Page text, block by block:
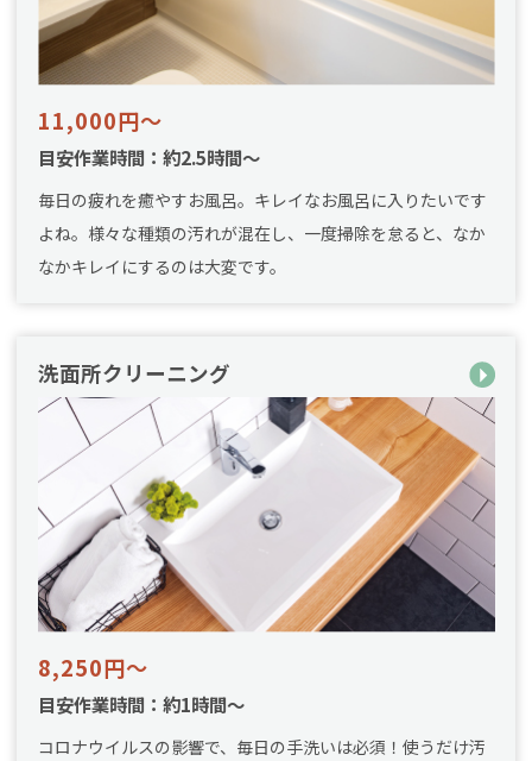
11,000円～
目安作業時間：約2.5時間～
毎日の疲れを癒やすお風呂。キレイなお風呂に入りたいです
よね。様々な種類の汚れが混在し、一度掃除を怠ると、なか
なかキレイにするのは大変です。
洗面所クリーニング
8,250円～
目安作業時間：約1時間～
コロナウイルスの影響で、毎日の手洗いは必須！使うだけ汚